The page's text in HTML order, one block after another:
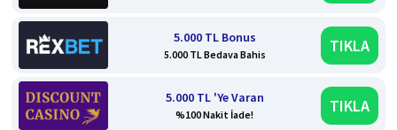
5.000 TL Bonus
5.000 TL Bedava Bahis TIKLA
5.000 TL 'Ye Varan
%100 Nakit İade! TIKLA